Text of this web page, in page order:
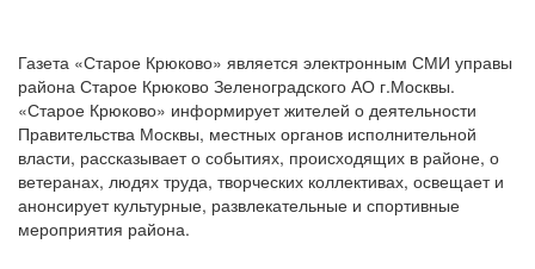
Газета «Старое Крюково» является электронным СМИ управы
района Старое Крюково Зеленоградского АО г.Москвы.
«Старое Крюково» информирует жителей о деятельности
Правительства Москвы, местных органов исполнительной
власти, рассказывает о событиях, происходящих в районе, о
ветеранах, людях труда, творческих коллективах, освещает и
анонсирует культурные, развлекательные и спортивные
мероприятия района.